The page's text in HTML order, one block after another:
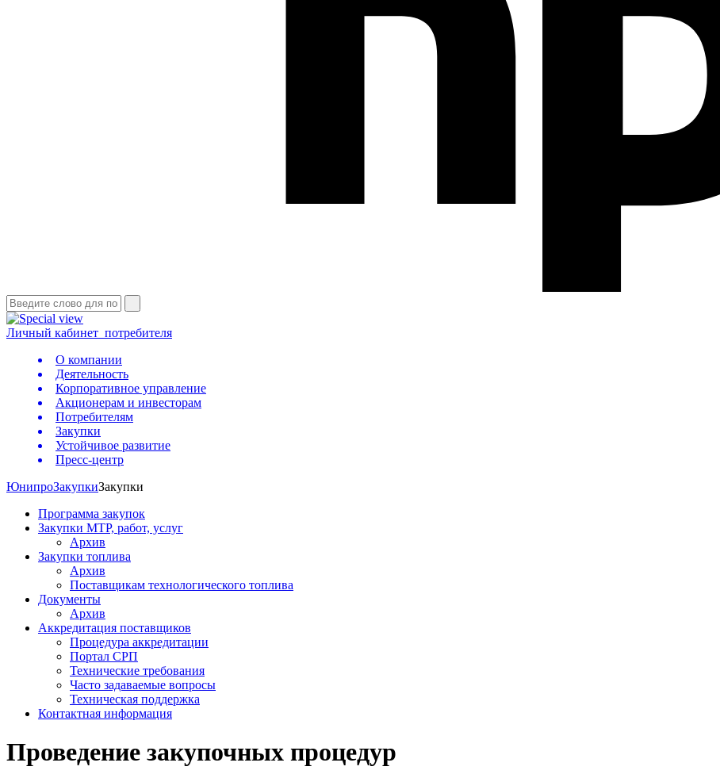
Личный кабинет потребителя
О компании
Деятельность
Корпоративное управление
Акционерам и инвесторам
Потребителям
Закупки
Устойчивое развитие
Пресс-центр
ЮнипроЗакупкиЗакупки
Программа закупок
Закупки МТР, работ, услуг
Архив
Закупки топлива
Архив
Поставщикам технологического топлива
Документы
Архив
Аккредитация поставщиков
Процедура аккредитации
Портал СРП
Технические требования
Часто задаваемые вопросы
Техническая поддержка
Контактная информация
Проведение закупочных процедур